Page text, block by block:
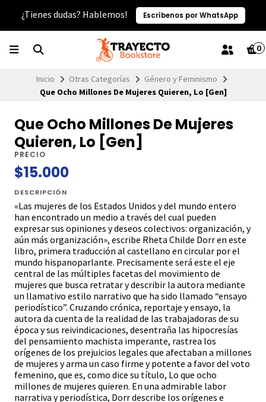
¿Tienes dudas? Hablemos! Escríbenos por WhatsApp
0
Inicio Otras Categorías
Género y Feminismo
Que Ocho Millones De Mujeres Quieren, Lo [Gen]
Que Ocho Millones De Mujeres
Quieren, Lo [Gen]
PRECIO
$15.000
DESCRIPCIÓN
«Las mujeres de los Estados Unidos y del mundo entero
han encontrado un medio a través del cual pueden
expresar sus opiniones y deseos colectivos: organización, y
aún más organización», escribe Rheta Childe Dorr en este
libro, primera traducción al castellano en circular por el
mundo hispanoparlante. Precisamente será este el eje
central de las múltiples facetas del movimiento de
mujeres que busca retratar y describir la autora mediante
un llamativo estilo narrativo que ha sido llamado “ensayo
periodístico”. Cruzando crónica, reportaje y ensayo, la
autora da cuenta de la realidad de las trabajadoras de su
época y sus reivindicaciones, desentraña las hipocresías
del pensamiento machista imperante, rastrea los
orígenes de los prejuicios legales que afectaban a millones
de mujeres y arma un caso firme y potente a favor del voto
femenino, que es, como dice su título, Lo que ocho
millones de mujeres quieren. En una admirable labor
narrativa y periodística, Dorr describe los orígenes e